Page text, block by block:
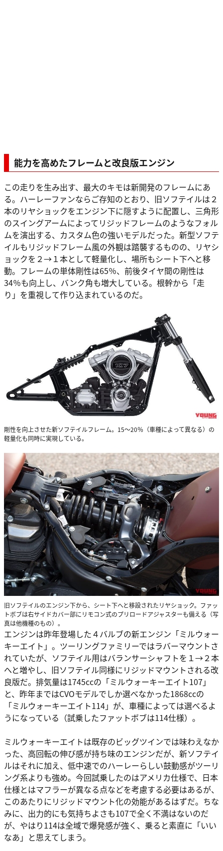
能力を高めたフレームと改良版エンジン
この走りを生み出す、最大のキモは新開発のフレームにあ
る。ハーレーファンならご存知のとおり、旧ソフテイルは２
本のリヤショックをエンジン下に隠すように配置し、三角形
のスイングアームによってリジッドフレームのようなフォル
ムを演出する、カスタム色の強いモデルだった。新型ソフテ
イルもリジッドフレーム風の外観は踏襲するものの、リヤシ
ョックを２→１本として軽量化し、場所もシート下へと移
動。フレームの単体剛性は65％、前後タイヤ間の剛性は
34％も向上し、バンク角も増大している。根幹から「走
り」を重視して作り込まれているのだ。
剛性を向上させた新ソフテイルフレーム。15〜20％（車種によって異なる）の
軽量化も同時に実現している。
旧ソフテイルのエンジン下から、シート下へと移設されたリヤショック。ファッ
トボブは右サイドカバー部にリモコン式のプリロードアジャスターも備える（写
真は他機種のもの）。
エンジンは昨年登場した４バルブの新エンジン「ミルウォー
キーエイト」。ツーリングファミリーではラバーマウントさ
れていたが、ソフテイル用はバランサーシャフトを１→２本
へと増やし、旧ソフテイル同様にリジッドマウントされる改
良版だ。排気量は1745ccの「ミルウォーキーエイト107」
と、昨年まではCVOモデルでしか選べなかった1868ccの
「ミルウォーキーエイト114」が、車種によっては選べるよ
うになっている（試乗したファットボブは114仕様）。
ミルウォーキーエイトは既存のビッグツインでは味わえなか
った、高回転の伸び感が持ち味のエンジンだが、新ソフテイ
ルはそれに加え、低中速でのハーレーらしい鼓動感がツーリ
ング系よりも強め。今回試乗したのはアメリカ仕様で、日本
仕様とはマフラーが異なる点などを考慮する必要はあるが、
このあたりにリジッドマウント化の効能があるはずだ。ちな
みに、出力的にも気持ちよさも107で全く不満はないのだ
が、やはり114は全域で爆発感が強く、乗ると素直に「いい
なあ」と思えてしまう。